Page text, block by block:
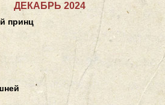
ДЕКАБРЬ 2024
принц